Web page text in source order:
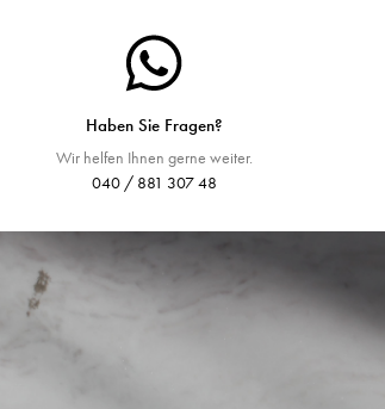
Haben Sie Fragen?
Wir helfen Ihnen gerne weiter.
040 / 881 307 48